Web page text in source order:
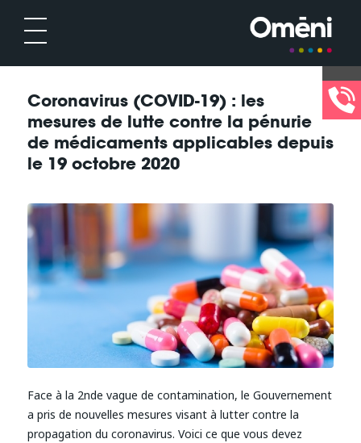
Coronavirus (COVID-19) : les
mesures de lutte contre la pénurie
de médicaments applicables depuis
le 19 octobre 2020
Face à la 2nde vague de contamination, le Gouvernement
a pris de nouvelles mesures visant à lutter contre la
propagation du coronavirus. Voici ce que vous devez